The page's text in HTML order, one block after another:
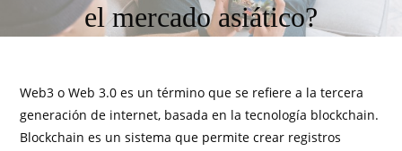
el mercado asiático?
Web3 o Web 3.0 es un término que se refiere a la tercera
generación de internet, basada en la tecnología blockchain.
Blockchain es un sistema que permite crear registros